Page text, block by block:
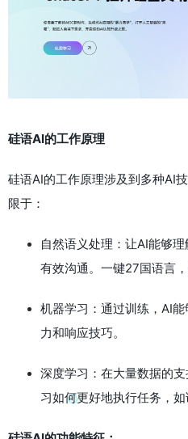
硅语AI的工作原理
硅语AI的工作原理涉及到多种AI
限于：
自然语义处理：让AI能够
有效沟通。一键27国语言，
机器学习：通过训练，AI
力和响应技巧。
深度学习：在大量数据的
习如何更好地执行任务，如